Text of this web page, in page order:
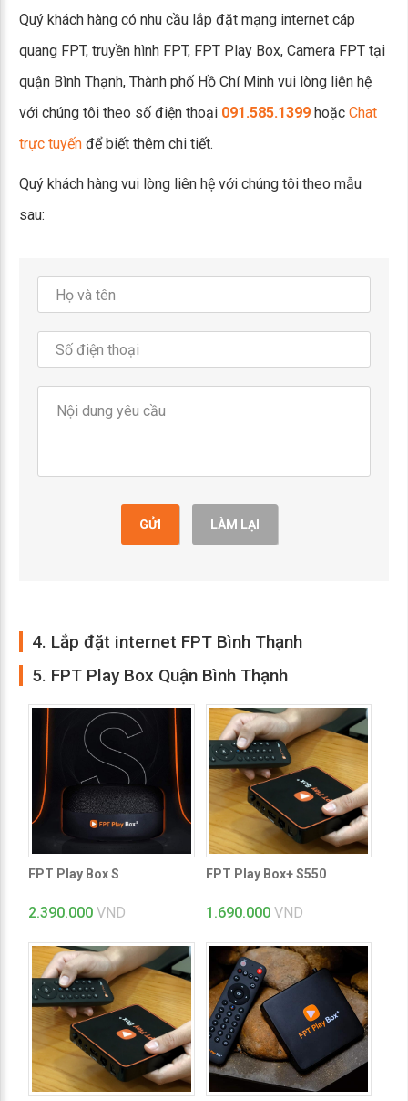
Quý khách hàng có nhu cầu lắp đặt mạng internet cáp
quang FPT, truyền hình FPT, FPT Play Box, Camera FPT tại
quận Bình Thạnh, Thành phố Hồ Chí Minh vui lòng liên hệ
với chúng tôi theo số điện thoại 091.585.1399 hoặc Chat
trực tuyến để biết thêm chi tiết.
Quý khách hàng vui lòng liên hệ với chúng tôi theo mẫu
sau:
GỬI LÀM LẠI
4. Lắp đặt internet FPT Bình Thạnh
5. FPT Play Box Quận Bình Thạnh
FPT Play Box S
2.390.000 VND
FPT Play Box+ S550
1.690.000 VND